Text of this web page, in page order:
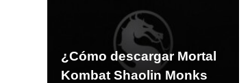
¿Cómo descargar Mortal
Kombat Shaolin Monks